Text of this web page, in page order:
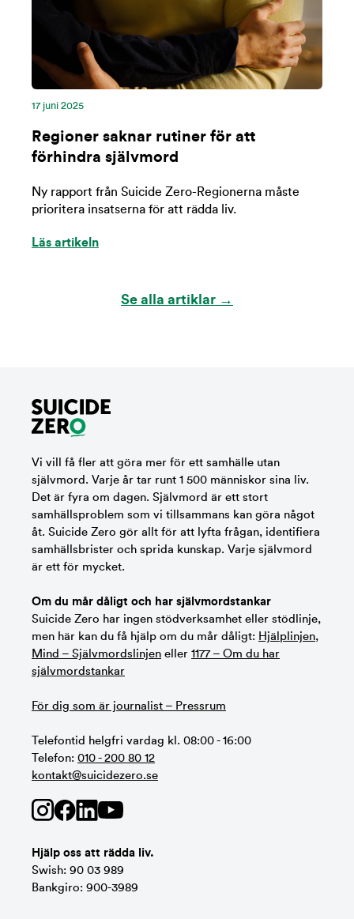
17 juni 2025
Regioner saknar rutiner för att
förhindra självmord
Ny rapport från Suicide Zero-Regionerna måste
prioritera insatserna för att rädda liv.
Läs artikeln
Se alla artiklar →
Vi vill få fler att göra mer för ett samhälle utan
självmord. Varje år tar runt 1 500 människor sina liv.
Det är fyra om dagen. Självmord är ett stort
samhällsproblem som vi tillsammans kan göra något
åt. Suicide Zero gör allt för att lyfta frågan, identifiera
samhällsbrister och sprida kunskap. Varje självmord
är ett för mycket.
Om du mår dåligt och har självmordstankar
Suicide Zero har ingen stödverksamhet eller stödlinje,
men här kan du få hjälp om du mår dåligt: Hjälplinjen,
Mind – Självmordslinjen eller 1177 – Om du har
självmordstankar
För dig som är journalist – Pressrum
Telefontid helgfri vardag kl. 08:00 - 16:00
Telefon: 010 - 200 80 12
kontakt@suicidezero.se
Hjälp oss att rädda liv.
Swish: 90 03 989
Bankgiro: 900-3989